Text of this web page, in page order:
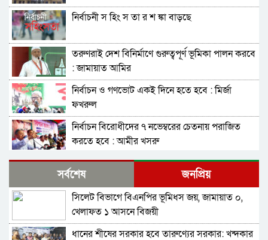
নির্বাচনী স হিং স তা র শ ঙ্কা বাড়ছে
তরুণরাই দেশ বিনির্মাণে গুরুত্বপূর্ণ ভূমিকা পালন করবে
: জামায়াত আমির
নির্বাচন ও গণভোট একই দিনে হতে হবে : মির্জা
ফখরুল
নির্বাচন বিরোধীদের ৭ নভেম্বরের চেতনায় পরাজিত
করতে হবে : আমীর খসরু
জামায়াতের আলোচনার প্রস্তাব, যা বললেন বিএনপির
মহাসচিব
সাবাস এসএমপির পুলিশ কমিশনার : কালিঘাটে জ ব্দ
৫১৩ বস্তা ভারতীয় পেঁয়াজ
জেলা প্রশাসক মহোদয় আপনার ঘুম ভাঙ্গবে কখন!
সর্বশেষ জনপ্রিয়
সিলেট বিভাগে বিএনপির ভূমিধস জয়, জামায়াত ০,
খেলাফত ১ আসনে বিজয়ী
ধানের শীষের সরকার হবে তারুণ্যের সরকার: খন্দকার